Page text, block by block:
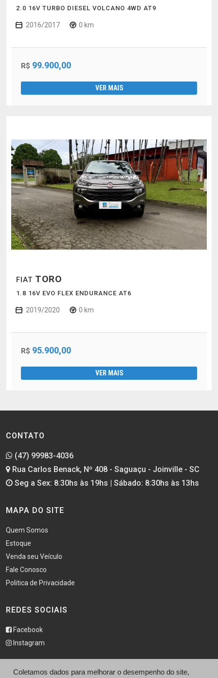
2.0 16V TURBO DIESEL VOLCANO 4WD AT9
2016/2017 0 km
R$ 99.900,00
VER MAIS
FIAT TORO
1.8 16V EVO FLEX ENDURANCE AT6
2019/2020 0 km
R$ 95.900,00
VER MAIS
CONTATO
(47) 99983-4036
Rua Carlos Benack, Nº 408 - Saguaçu - Joinville - SC
Seg a Sex: 8:30hs às 19hs | Sábado: 8:30hs às 13hs
MAPA DO SITE
Quem Somos
Estoque
Venda seu Veículo
Fale Conosco
Politica de Privacidade
REDES SOCIAIS
Facebook
Instagram
Coletamos dados para melhorar o desempenho do site,